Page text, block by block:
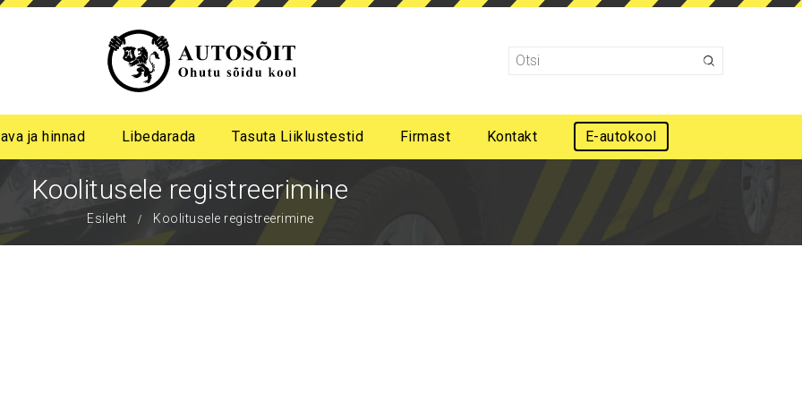
ja hinnad Libedarada Tasuta Liiklustestid Firmast Kontakt E-autokool
Koolitusele registreerimine
Esileht Koolitusele registreerimine